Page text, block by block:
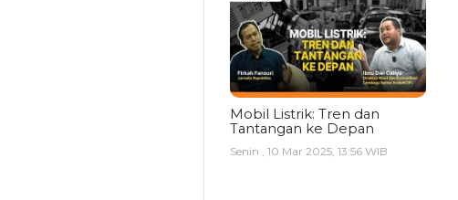
Mobil Listrik: Tren dan
Tantangan ke Depan
Senin , 10 Mar 2025, 13:56 WIB